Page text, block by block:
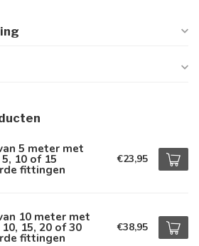
5 meter met
10 of 15
fittingen
€23,95
10 meter met
15, 20 of 30
fittingen
€38,95